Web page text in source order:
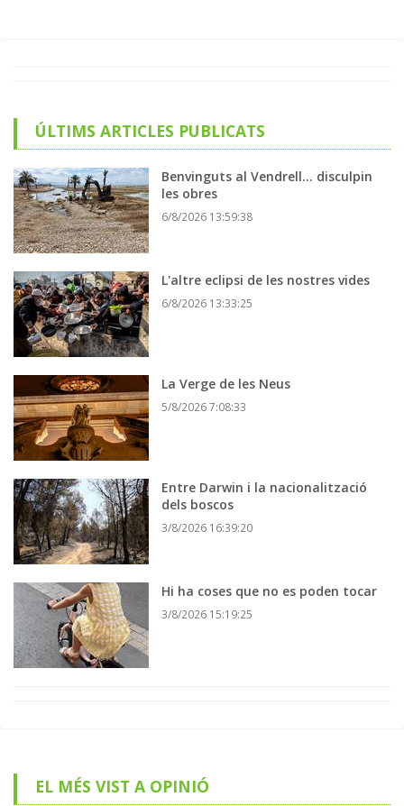
ÚLTIMS ARTICLES PUBLICATS
Benvinguts al Vendrell... disculpin
les obres
6/8/2026 13:59:38
L'altre eclipsi de les nostres vides
6/8/2026 13:33:25
La Verge de les Neus
5/8/2026 7:08:33
Entre Darwin i la nacionalització
dels boscos
3/8/2026 16:39:20
Hi ha coses que no es poden tocar
3/8/2026 15:19:25
EL MÉS VIST A OPINIÓ